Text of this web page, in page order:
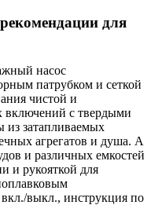
для
насос
патрубком и сеткой
чистой и
включений с твердыми
из затапливаемых
агрегатов и душа. А
и различных емкостей
и рукояткой для
выкл., инструкция по